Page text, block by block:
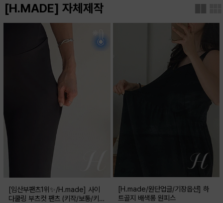
[H.MADE] 자체제작
[임산부팬츠1위✨/H.made] 사이
다쿨링 부츠컷 팬츠 (키작/보통/키
[H.made/원단업글/기장옵션] 하
트골지 배색롱 원피스